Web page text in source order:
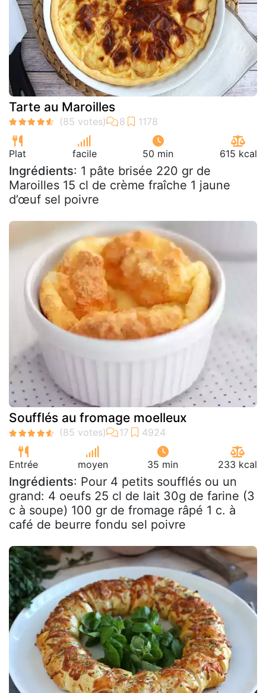
Tarte au Maroilles
Plat facile 50 min 615 kcal
Ingrédients: 1 pâte brisée 220 gr de
Maroilles 15 cl de crème fraîche 1 jaune
d’œuf sel poivre
Soufflés au fromage moelleux
Entrée moyen 35 min 233 kcal
Ingrédients: Pour 4 petits soufflés ou un
grand: 4 oeufs 25 cl de lait 30g de farine (3
c à soupe) 100 gr de fromage râpé 1 c. à
café de beurre fondu sel poivre